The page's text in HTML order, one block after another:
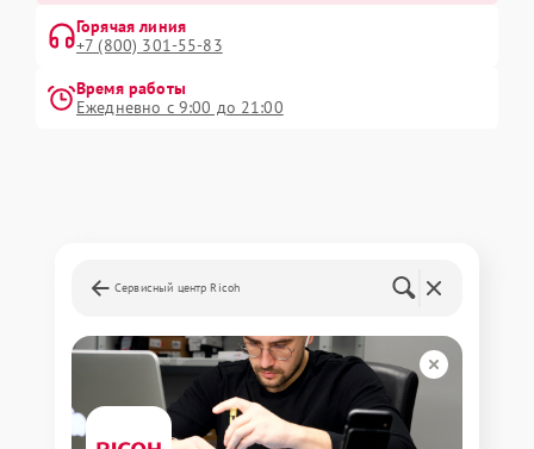
Горячая линия
+7 (800) 301-55-83
Время работы
Ежедневно с 9:00 до 21:00
Сервисный центр Ricoh